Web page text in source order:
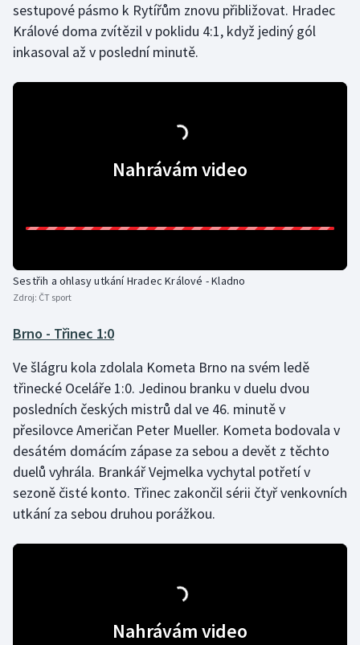
sestupové pásmo k Rytířům znovu přibližovat. Hradec
Králové doma zvítězil v poklidu 4:1, když jediný gól
inkasoval až v poslední minutě.
Nahrávám video
Sestřih a ohlasy utkání Hradec Králové - Kladno
Zdroj: ČT sport
Brno - Třinec 1:0
Ve šlágru kola zdolala Kometa Brno na svém ledě
třinecké Oceláře 1:0. Jedinou branku v duelu dvou
posledních českých mistrů dal ve 46. minutě v
přesilovce Američan Peter Mueller. Kometa bodovala v
desátém domácím zápase za sebou a devět z těchto
duelů vyhrála. Brankář Vejmelka vychytal potřetí v
sezoně čisté konto. Třinec zakončil sérii čtyř venkovních
utkání za sebou druhou porážkou.
Nahrávám video